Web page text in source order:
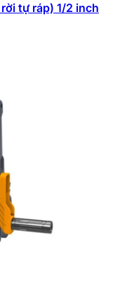
tự ráp) 1/2 inch